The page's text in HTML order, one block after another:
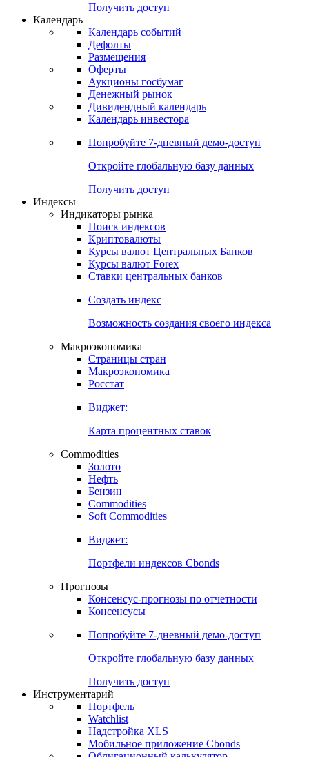
Получить доступ
Календарь
Календарь событий
Дефолты
Размещения
Оферты
Аукционы госбумаг
Денежный рынок
Дивидендный календарь
Календарь инвестора
Попробуйте 7-дневный демо-доступ
Откройте глобальную базу данных
Получить доступ
Индексы
Индикаторы рынка
Поиск индексов
Криптовалюты
Курсы валют Центральных Банков
Курсы валют Forex
Ставки центральных банков
Создать индекс
Возможность создания своего индекса
Макроэкономика
Страницы стран
Макроэкономика
Росстат
Виджет:
Карта процентных ставок
Commodities
Золото
Нефть
Бензин
Commodities
Soft Commodities
Виджет:
Портфели индексов Cbonds
Прогнозы
Консенсус-прогнозы по отчетности
Консенсусы
Попробуйте 7-дневный демо-доступ
Откройте глобальную базу данных
Получить доступ
Инструментарий
Портфель
Watchlist
Надстройка XLS
Мобильное приложение Cbonds